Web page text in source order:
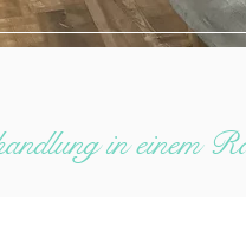
in einem